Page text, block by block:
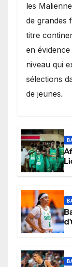
les
de grandes
titre
en
niveau qui
sélections
de jeunes.